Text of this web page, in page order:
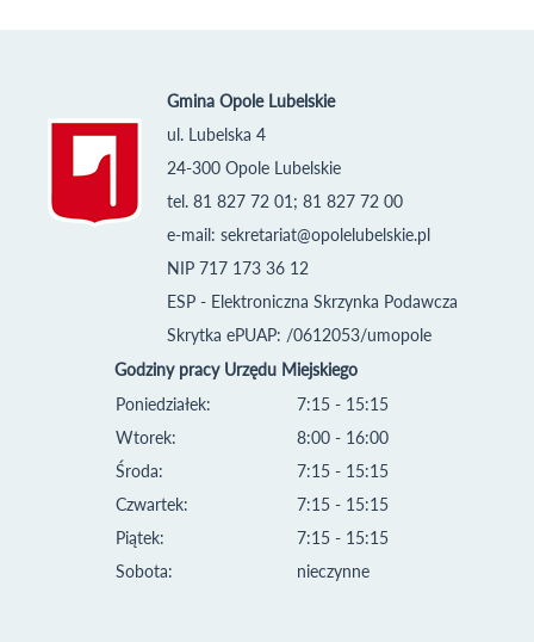
Gmina Opole Lubelskie
ul. Lubelska 4
24-300 Opole Lubelskie
tel. 81 827 72 01; 81 827 72 00
e-mail: sekretariat@opolelubelskie.pl
NIP 717 173 36 12
ESP - Elektroniczna Skrzynka Podawcza
Skrytka ePUAP: /0612053/umopole
Godziny pracy Urzędu Miejskiego
Poniedziałek:
Wtorek:
Środa:
Czwartek:
Piątek:
Sobota:
7:15 - 15:15
8:00 - 16:00
7:15 - 15:15
7:15 - 15:15
7:15 - 15:15
nieczynne